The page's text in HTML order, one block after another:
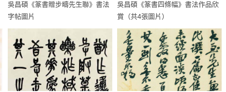
吳昌碩《篆書贈步疇先生聯》書法
字帖圖片
吳昌碩《篆書四條幅》書法作品欣
賞（共4張圖片）